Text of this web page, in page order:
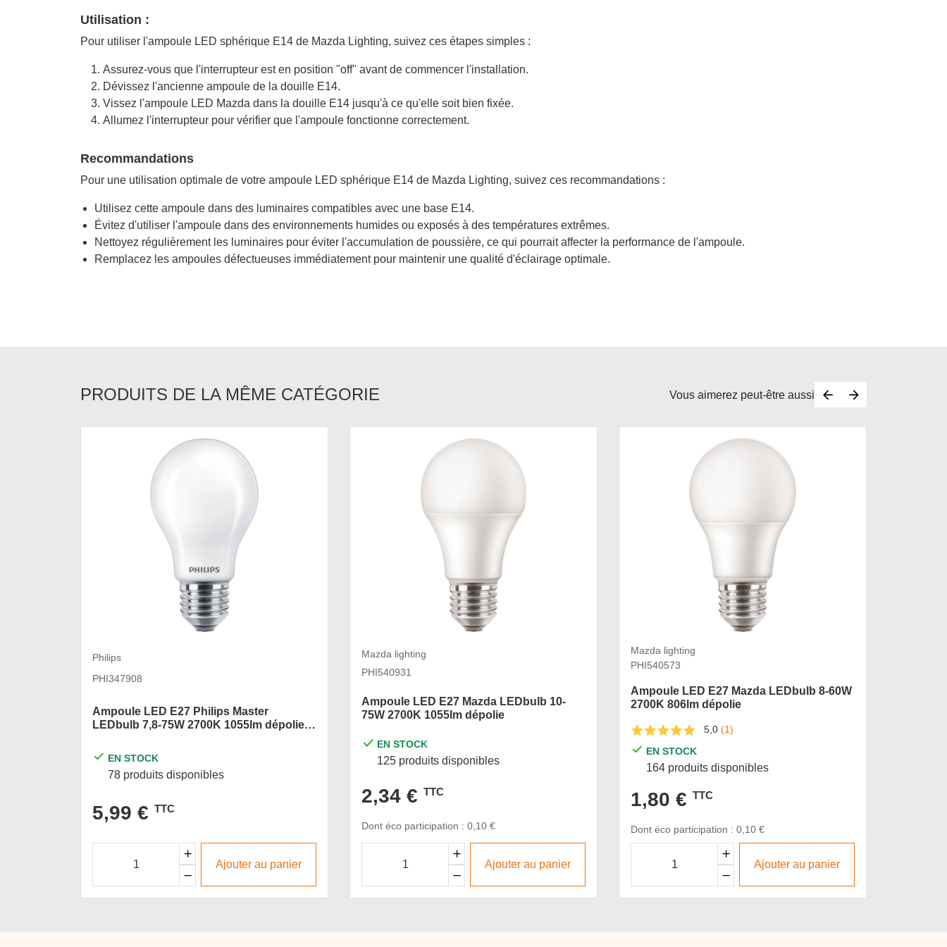
Utilisation :
Pour utiliser l'ampoule LED sphérique E14 de Mazda Lighting, suivez ces étapes simples :
Assurez-vous que l'interrupteur est en position "off" avant de commencer l'installation.
Dévissez l'ancienne ampoule de la douille E14.
Vissez l'ampoule LED Mazda dans la douille E14 jusqu'à ce qu'elle soit bien fixée.
Allumez l'interrupteur pour vérifier que l'ampoule fonctionne correctement.
Recommandations
Pour une utilisation optimale de votre ampoule LED sphérique E14 de Mazda Lighting, suivez ces recommandations :
Utilisez cette ampoule dans des luminaires compatibles avec une base E14.
Évitez d'utiliser l'ampoule dans des environnements humides ou exposés à des températures extrêmes.
Nettoyez régulièrement les luminaires pour éviter l'accumulation de poussière, ce qui pourrait affecter la performance de l'ampoule.
Remplacez les ampoules défectueuses immédiatement pour maintenir une qualité d'éclairage optimale.
PRODUITS DE LA MÊME CATÉGORIE Vous aimerez peut-être aussi
Philips
PHI347908
Ampoule LED E27 Philips Master
LEDbulb 7,8-75W 2700K 1055lm dépolie
EN STOCK
78 produits disponibles
5,99 € TTC
Ajouter au panier
Mazda lighting
PHI540931
Ampoule LED E27 Mazda LEDbulb 10-
75W 2700K 1055lm dépolie
EN STOCK
125 produits disponibles
2,34 € TTC
Dont éco participation : 0,10 €
Ajouter au panier
Mazda lighting
PHI540573
Ampoule LED E27 Mazda LEDbulb 8-60W
2700K 806lm dépolie
5,0 (1)
EN STOCK
164 produits disponibles
1,80 € TTC
Dont éco participation : 0,10 €
Ajouter au panier